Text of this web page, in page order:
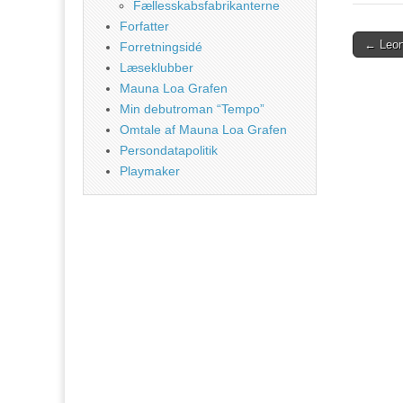
Post
←
Fællesskabsfabrikanterne
Forfatter
Forretningsidé
Læseklubber
Mauna Loa Grafen
Min debutroman “Tempo”
Omtale af Mauna Loa Grafen
Persondatapolitik
Playmaker